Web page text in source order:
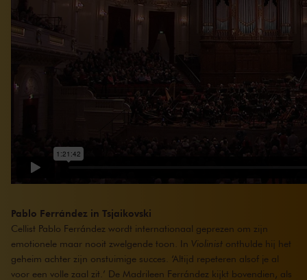
Pablo Ferrández in Tsjaikovski
Cellist Pablo Ferrández wordt internationaal geprezen om zijn
emotionele maar nooit zwelgende toon. In Violinist onthulde hij het
geheim achter zijn onstuimige succes. ‘Altijd repeteren alsof je al
voor een volle zaal zit.’ De Madrileen Ferrández kijkt bovendien, als